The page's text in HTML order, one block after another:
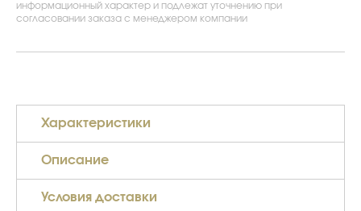
информационный характер и подлежат уточнению при
согласовании заказа с менеджером компании
Характеристики
Описание
Условия доставки